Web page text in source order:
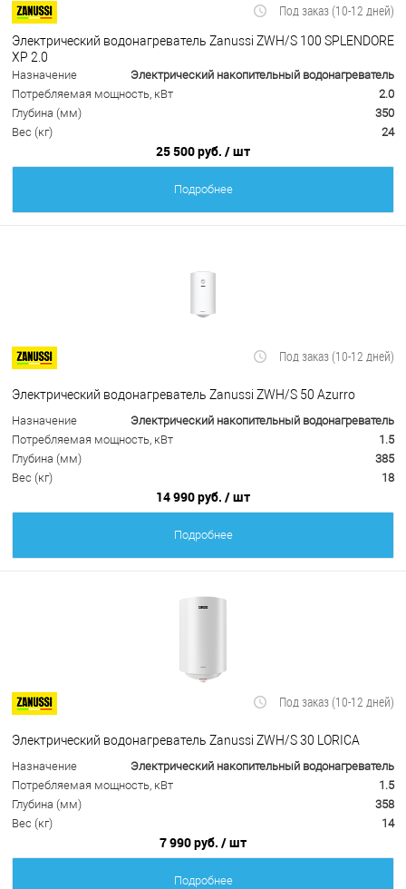
Под заказ (10-12 дней)
Электрический водонагреватель Zanussi ZWH/S 100 SPLENDORE
XP 2.0
Назначение
Электрический накопительный водонагреватель
Потребляемая мощность, кВт
2.0
Глубина (мм)
350
Вес (кг)
24
25 500 руб. / шт
Подробнее
Под заказ (10-12 дней)
Электрический водонагреватель Zanussi ZWH/S 50 Azurro
Назначение
Электрический накопительный водонагреватель
Потребляемая мощность, кВт
1.5
Глубина (мм)
385
Вес (кг)
18
14 990 руб. / шт
Подробнее
Под заказ (10-12 дней)
Электрический водонагреватель Zanussi ZWH/S 30 LORICA
Назначение
Электрический накопительный водонагреватель
Потребляемая мощность, кВт
1.5
Глубина (мм)
358
Вес (кг)
14
7 990 руб. / шт
Подробнее